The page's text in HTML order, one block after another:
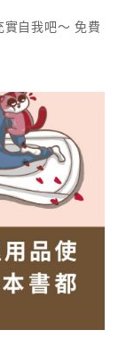
自我吧～ 免費